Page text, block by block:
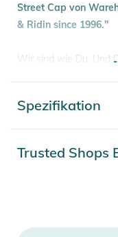
Street Cap von
& Ridin since 1996."
Wir sind wie Du. Und
besser. Speed ist
Spaß mit gutem
Hier ist die passende
Warehouse One
Spezifikation
Trusted Shops